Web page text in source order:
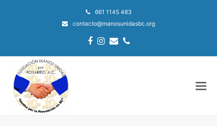
661 1145 483
contacto@manosunidasbc.org
Facebook
Instagram
EmailPhone